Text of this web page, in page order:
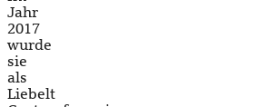
Jahr
2017
wurde
sie
als
Liebelt